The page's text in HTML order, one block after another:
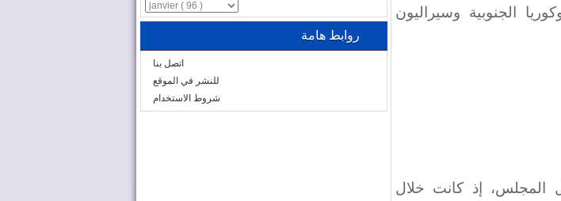
الجنوبية وسيراليون
المجلس، إذ كانت خلال
روابط هامة
اتصل بنا
للنشر في الموقع
شروط الاستخدام